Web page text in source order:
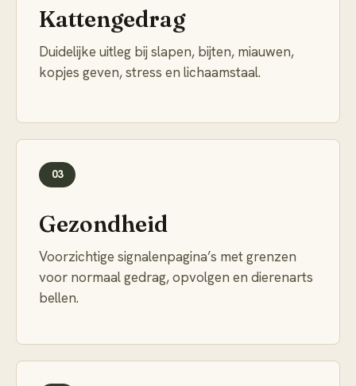
Kattengedrag
Duidelijke uitleg bij slapen, bijten, miauwen,
kopjes geven, stress en lichaamstaal.
03
Gezondheid
Voorzichtige signalenpagina’s met grenzen
voor normaal gedrag, opvolgen en dierenarts
bellen.